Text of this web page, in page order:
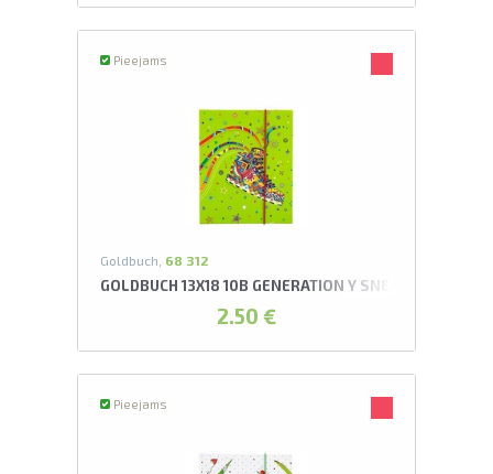
Pieejams
Goldbuch, 68 312
GOLDBUCH 13X18 10B GENERATION Y SNEAKER
2.50 €
Pieejams